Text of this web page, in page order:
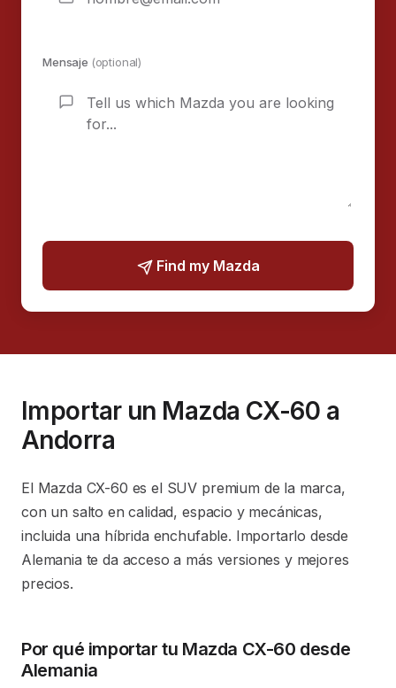
Mensaje (optional)
Find my Mazda
Importar un Mazda CX-60 a
Andorra
El Mazda CX-60 es el SUV premium de la marca,
con un salto en calidad, espacio y mecánicas,
incluida una híbrida enchufable. Importarlo desde
Alemania te da acceso a más versiones y mejores
precios.
Por qué importar tu Mazda CX-60 desde
Alemania